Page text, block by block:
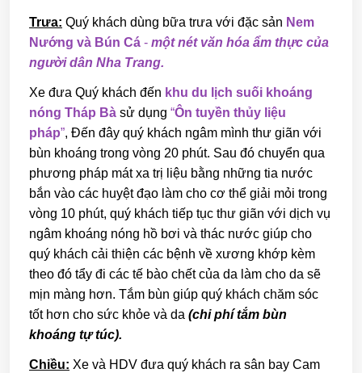
Trưa: Quý khách dùng bữa trưa với đặc sản Nem
Nướng và Bún Cá - một nét văn hóa ẩm thực của
người dân Nha Trang.
Xe đưa Quý khách đến khu du lịch suối khoáng
nóng Tháp Bà sử dụng “Ôn tuyền thủy liệu
pháp”, Đến đây quý khách ngâm mình thư giãn với
bùn khoáng trong vòng 20 phút. Sau đó chuyển qua
phương pháp mát xa trị liệu bằng những tia nước
bắn vào các huyệt đạo làm cho cơ thể giải mỏi trong
vòng 10 phút, quý khách tiếp tục thư giãn với dịch vụ
ngâm khoáng nóng hồ bơi và thác nước giúp cho
quý khách cải thiện các bệnh về xương khớp kèm
theo đó tẩy đi các tế bào chết của da làm cho da sẽ
mịn màng hơn. Tắm bùn giúp quý khách chăm sóc
tốt hơn cho sức khỏe và da (chi phí tắm bùn
khoáng tự túc).
Chiều: Xe và HDV đưa quý khách ra sân bay Cam